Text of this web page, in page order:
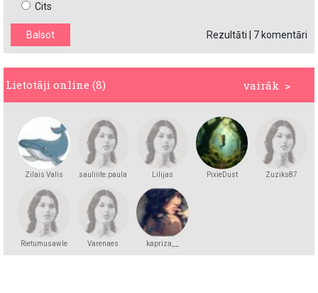
Cits
Rezultāti 7 komentāri
vairāk >
Lietotāji online (8)
Zilais Valis sauliiite.paula Lilijas PixieDust Zuziks87
Rietumusawle Varenaes kapriza__